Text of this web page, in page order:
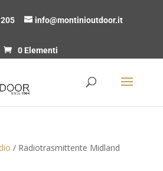
info@montinioutdoor.it
0 Elementi
/ Radiotrasmittente Midland